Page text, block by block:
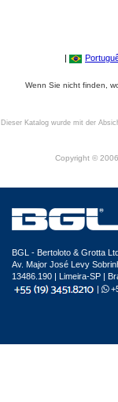
|
Wenn Sie nicht finden,
Dieser Katalog wurde mit der
Copyright ©
BGL - Bertoloto & Grotta
Av. Major José Levy
13486.190 | Limeira-SP |
|